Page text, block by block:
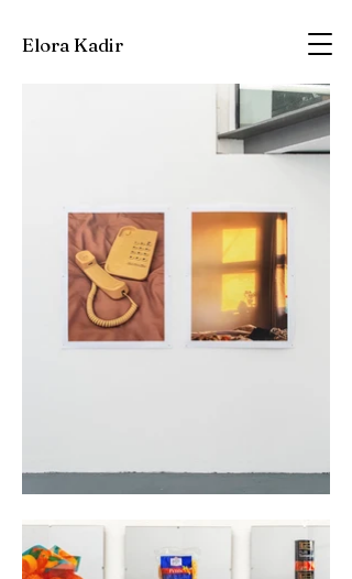
Elora Kadir